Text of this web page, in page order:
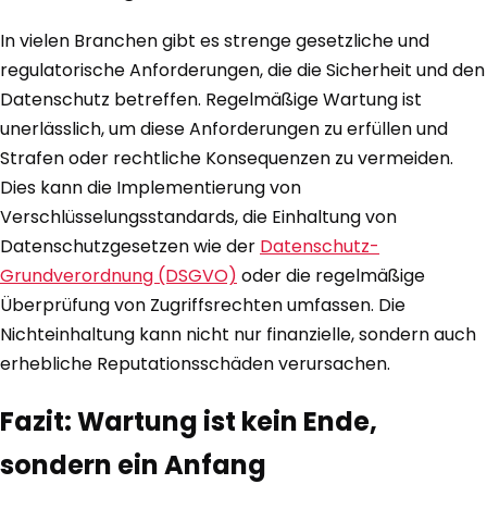
In vielen Branchen gibt es strenge gesetzliche und
regulatorische Anforderungen, die die Sicherheit und den
Datenschutz betreffen. Regelmäßige Wartung ist
unerlässlich, um diese Anforderungen zu erfüllen und
Strafen oder rechtliche Konsequenzen zu vermeiden.
Dies kann die Implementierung von
Verschlüsselungsstandards, die Einhaltung von
Datenschutzgesetzen wie der Datenschutz-
Grundverordnung (DSGVO) oder die regelmäßige
Überprüfung von Zugriffsrechten umfassen. Die
Nichteinhaltung kann nicht nur finanzielle, sondern auch
erhebliche Reputationsschäden verursachen.
Fazit: Wartung ist kein Ende,
sondern ein Anfang